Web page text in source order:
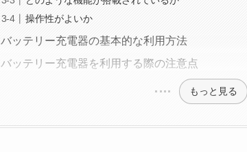
操作性がよいか
バッテリー充電器の基本的な利用方法
バッテリー充電器を利用する際の注意点
もっと見る